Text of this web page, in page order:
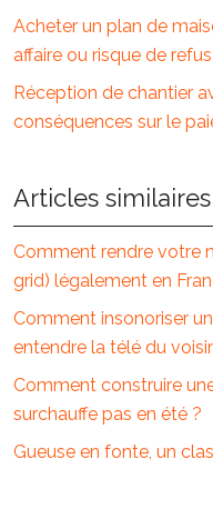
Acheter un plan de
affaire ou risque de
Réception de chantier
conséquences sur le
Articles similaires
Comment rendre votre
grid) légalement en
Comment insonoriser
entendre la télé du
Comment construire
surchauffe pas en été ?
Gueuse en fonte, un